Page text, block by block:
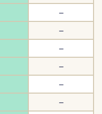
–
–
–
–
–
–